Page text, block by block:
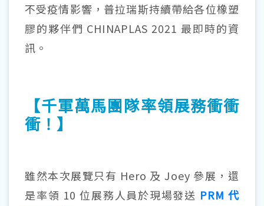
不受疫情影響，普拉瑞斯持續帶給各位橡塑
膠的夥伴們 CHINAPLAS 2021 最即時的資
訊。
【千軍萬馬團隊率領展務衝衝
衝！】
雖然本次展覽只有 Hero 及 Joey 參展，還
是率領 10 位展務人員於現場發送 PRM 代